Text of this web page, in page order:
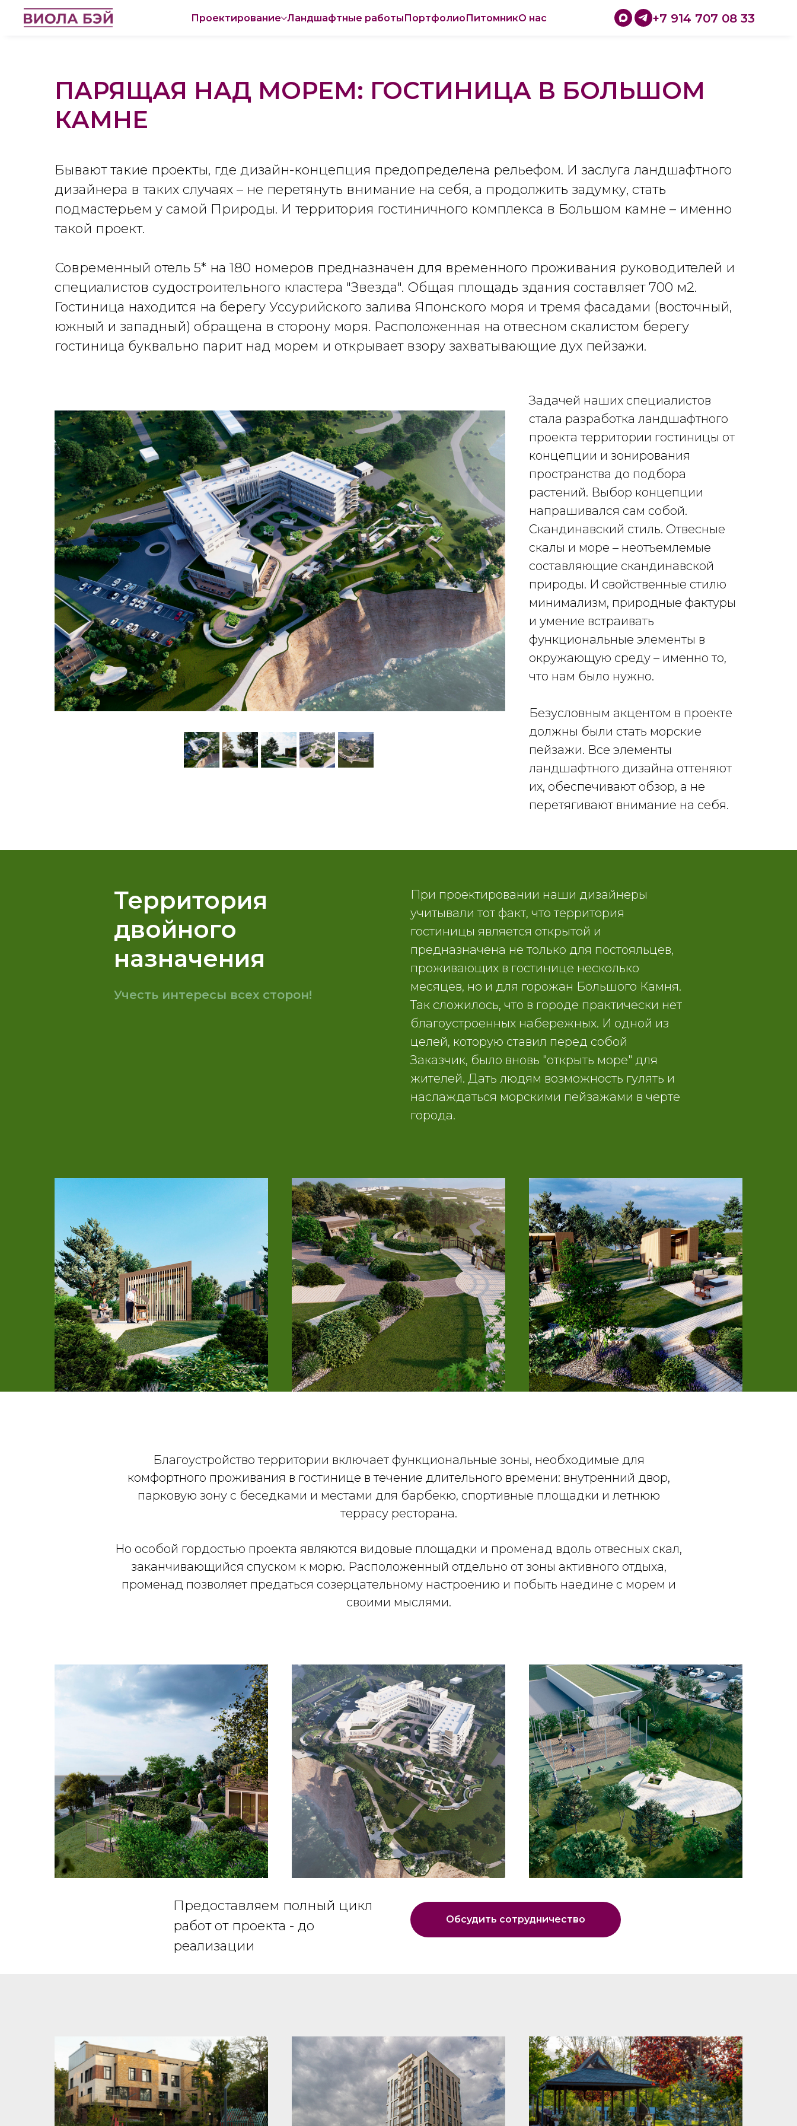
Проектирование Ландшафтные работыПортфолиоПитомникО нас +7 914 707 08 33
ПАРЯЩАЯ НАД МОРЕМ: ГОСТИНИЦА В БОЛЬШОМ
КАМНЕ
Бывают такие проекты, где дизайн-концепция предопределена рельефом. И заслуга ландшафтного
дизайнера в таких случаях – не перетянуть внимание на себя, а продолжить задумку, стать
подмастерьем у самой Природы. И территория гостиничного комплекса в Большом камне – именно
такой проект.
Современный отель 5* на 180 номеров предназначен для временного проживания руководителей и
специалистов судостроительного кластера "Звезда". Общая площадь здания составляет 700 м2.
Гостиница находится на берегу Уссурийского залива Японского моря и тремя фасадами (восточный,
южный и западный) обращена в сторону моря. Расположенная на отвесном скалистом берегу
гостиница буквально парит над морем и открывает взору захватывающие дух пейзажи.
Задачей наших специалистов
стала разработка ландшафтного
проекта территории гостиницы от
концепции и зонирования
пространства до подбора
растений. Выбор концепции
напрашивался сам собой.
Скандинавский стиль. Отвесные
скалы и море – неотъемлемые
составляющие скандинавской
природы. И свойственные стилю
минимализм, природные фактуры
и умение встраивать
функциональные элементы в
окружающую среду – именно то,
что нам было нужно.
Безусловным акцентом в проекте
должны были стать морские
пейзажи. Все элементы
ландшафтного дизайна оттеняют
их, обеспечивают обзор, а не
перетягивают внимание на себя.
Территория
двойного
назначения
Учесть интересы всех сторон!
При проектировании наши дизайнеры
учитывали тот факт, что территория
гостиницы является открытой и
предназначена не только для постояльцев,
проживающих в гостинице несколько
месяцев, но и для горожан Большого Камня.
Так сложилось, что в городе практически нет
благоустроенных набережных. И одной из
целей, которую ставил перед собой
Заказчик, было вновь "открыть море" для
жителей. Дать людям возможность гулять и
наслаждаться морскими пейзажами в черте
города.
Благоустройство территории включает функциональные зоны, необходимые для
комфортного проживания в гостинице в течение длительного времени: внутренний двор,
парковую зону с беседками и местами для барбекю, спортивные площадки и летнюю
террасу ресторана.
Но особой гордостью проекта являются видовые площадки и променад вдоль отвесных скал,
заканчивающийся спуском к морю. Расположенный отдельно от зоны активного отдыха,
променад позволяет предаться созерцательному настроению и побыть наедине с морем и
своими мыслями.
Предоставляем полный цикл
работ от проекта - до
реализации
Обсудить сотрудничество